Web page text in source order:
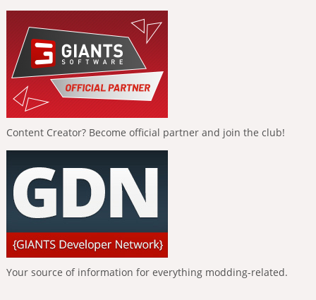
Content Creator? Become official partner and join the club!
Your source of information for everything modding-related.